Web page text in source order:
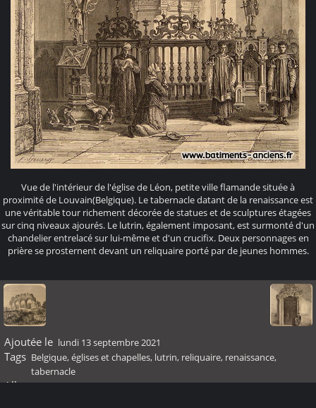
Vue de l'intérieur de l'église de Léon, petite ville flamande située à
proximité de Louvain(Belgique). Le tabernacle datant de la renaissance est
une véritable tour richement décorée de statues et de sculptures étagées
sur cinq niveaux ajourés. Le lutrin, également imposant, est surmonté d'un
chandelier entrelacé sur lui-même et d'un crucifix. Deux personnages en
prière se prosternent devant un reliquaire porté par de jeunes hommes.
Ajoutée le lundi 13 septembre 2021
Tags Belgique,églises et chapelles, lutrin, reliquaire, renaissance,
tabernacle
Albums Renaissance